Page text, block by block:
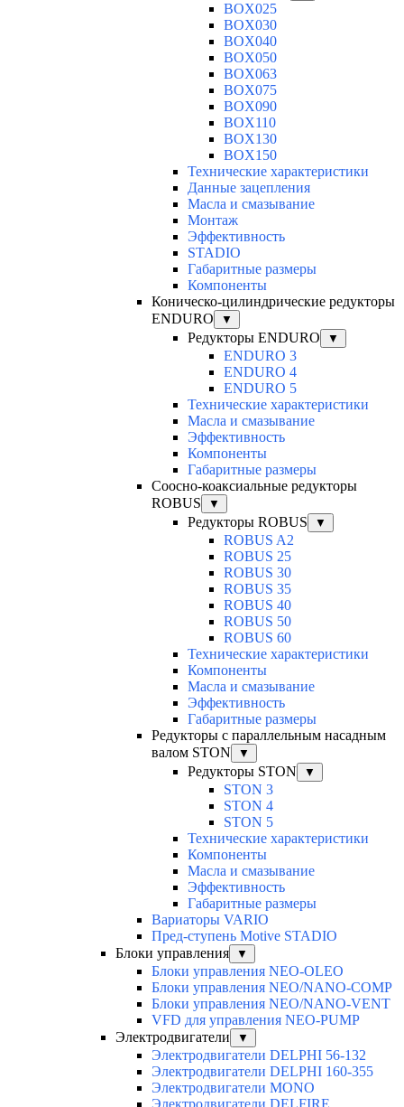
BOX025
BOX030
BOX040
BOX050
BOX063
BOX075
BOX090
BOX110
BOX130
BOX150
Технические характеристики
Данные зацепления
Масла и смазывание
Монтаж
Эффективность
STADIO
Габаритные размеры
Компоненты
Коническо-цилиндрические редукторы
ENDURO
▼
Редукторы ENDURO ▼
ENDURO 3
ENDURO 4
ENDURO 5
Технические характеристики
Масла и смазывание
Эффективность
Компоненты
Габаритные размеры
Соосно-коаксиальные редукторы
ROBUS
▼
Редукторы ROBUS ▼
ROBUS A2
ROBUS 25
ROBUS 30
ROBUS 35
ROBUS 40
ROBUS 50
ROBUS 60
Технические характеристики
Компоненты
Масла и смазывание
Эффективность
Габаритные размеры
Редукторы с параллельным насадным
валом STON
▼
Редукторы STON ▼
STON 3
STON 4
STON 5
Технические характеристики
Компоненты
Масла и смазывание
Эффективность
Габаритные размеры
Вариаторы VARIO
Пред-ступень Motive STADIO
Блоки управления
▼
Блоки управления NEO-OLEO
Блоки управления NEO/NANO-COMP
Блоки управления NEO/NANO-VENT
VFD для управления NEO-PUMP
Электродвигатели
▼
Электродвигатели DELPHI 56-132
Электродвигатели DELPHI 160-355
Электродвигатели MONO